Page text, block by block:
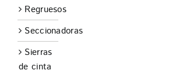
Regruesos
Seccionadoras
Sierras
de cinta